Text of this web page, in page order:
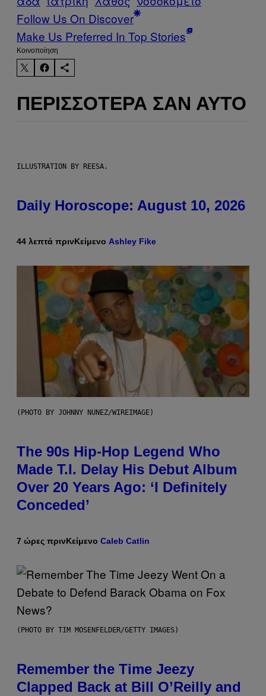
Follow Us On Discover
Make Us Preferred In Top Stories
Kοινοποίηση
ΠΕΡΙΣΣΌΤΕΡΑ ΣΑΝ ΑΥΤΌ
ILLUSTRATION BY REESA.
Daily Horoscope: August 10, 2026
44 λεπτά πρινΚείμενο Ashley Fike
(PHOTO BY JOHNNY NUNEZ/WIREIMAGE)
The 90s Hip-Hop Legend Who
Made T.I. Delay His Debut Album
Over 20 Years Ago: ‘I Definitely
Conceded’
7 ώρες πρινΚείμενο Caleb Catlin
(PHOTO BY TIM MOSENFELDER/GETTY IMAGES)
Remember the Time Jeezy
Clapped Back at Bill O’Reilly and